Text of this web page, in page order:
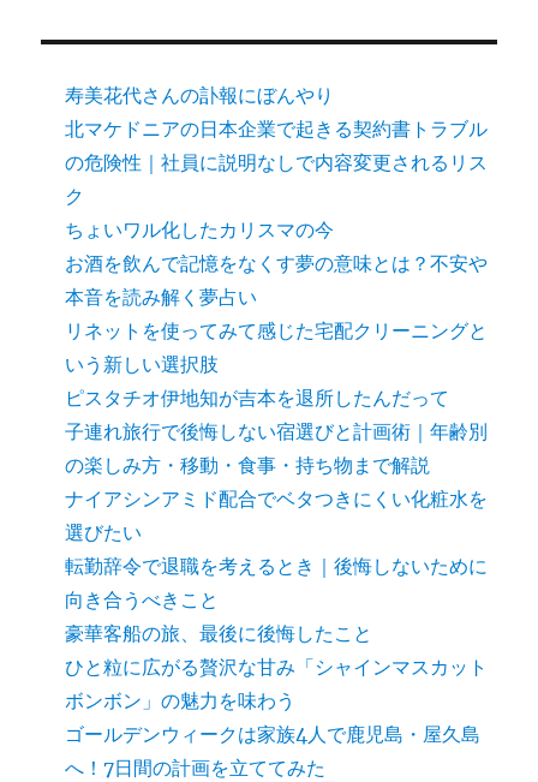
寿美花代さんの訃報にぼんやり
北マケドニアの日本企業で起きる契約書トラブル
の危険性｜社員に説明なしで内容変更されるリス
ク
ちょいワル化したカリスマの今
お酒を飲んで記憶をなくす夢の意味とは？不安や
本音を読み解く夢占い
リネットを使ってみて感じた宅配クリーニングと
いう新しい選択肢
ピスタチオ伊地知が吉本を退所したんだって
子連れ旅行で後悔しない宿選びと計画術｜年齢別
の楽しみ方・移動・食事・持ち物まで解説
ナイアシンアミド配合でベタつきにくい化粧水を
選びたい
転勤辞令で退職を考えるとき｜後悔しないために
向き合うべきこと
豪華客船の旅、最後に後悔したこと
ひと粒に広がる贅沢な甘み「シャインマスカット
ボンボン」の魅力を味わう
ゴールデンウィークは家族4人で鹿児島・屋久島
へ！7日間の計画を立ててみた